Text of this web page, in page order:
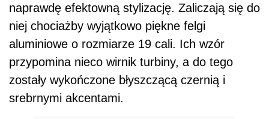
naprawdę efektowną stylizację. Zaliczają się do
niej chociażby wyjątkowo piękne felgi
aluminiowe o rozmiarze 19 cali. Ich wzór
przypomina nieco wirnik turbiny, a do tego
zostały wykończone błyszczącą czernią i
srebrnymi akcentami.